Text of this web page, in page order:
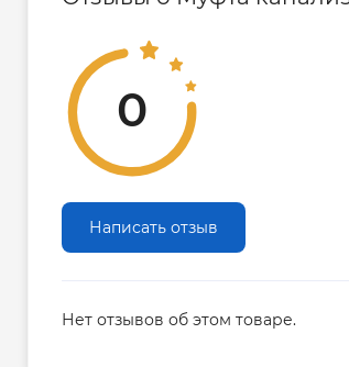
0
Написать отзыв
Нет отзывов об этом товаре.